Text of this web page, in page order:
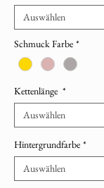
Schmuck Farbe *
Kettenlänge *
Hintergrundfarbe *